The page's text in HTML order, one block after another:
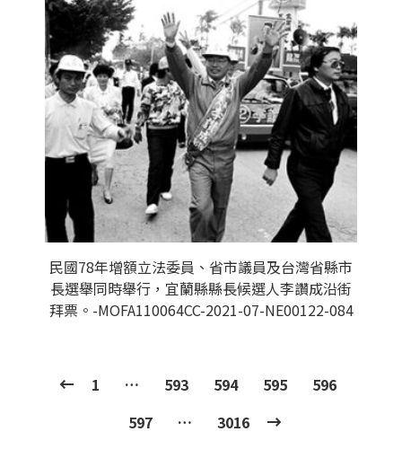
民國78年增額立法委員、省市議員及台灣省縣市
長選舉同時舉行，宜蘭縣縣長候選人李讚成沿街
拜票。-MOFA110064CC-2021-07-NE00122-084
1 … 593 594 595
596
597
… 3016